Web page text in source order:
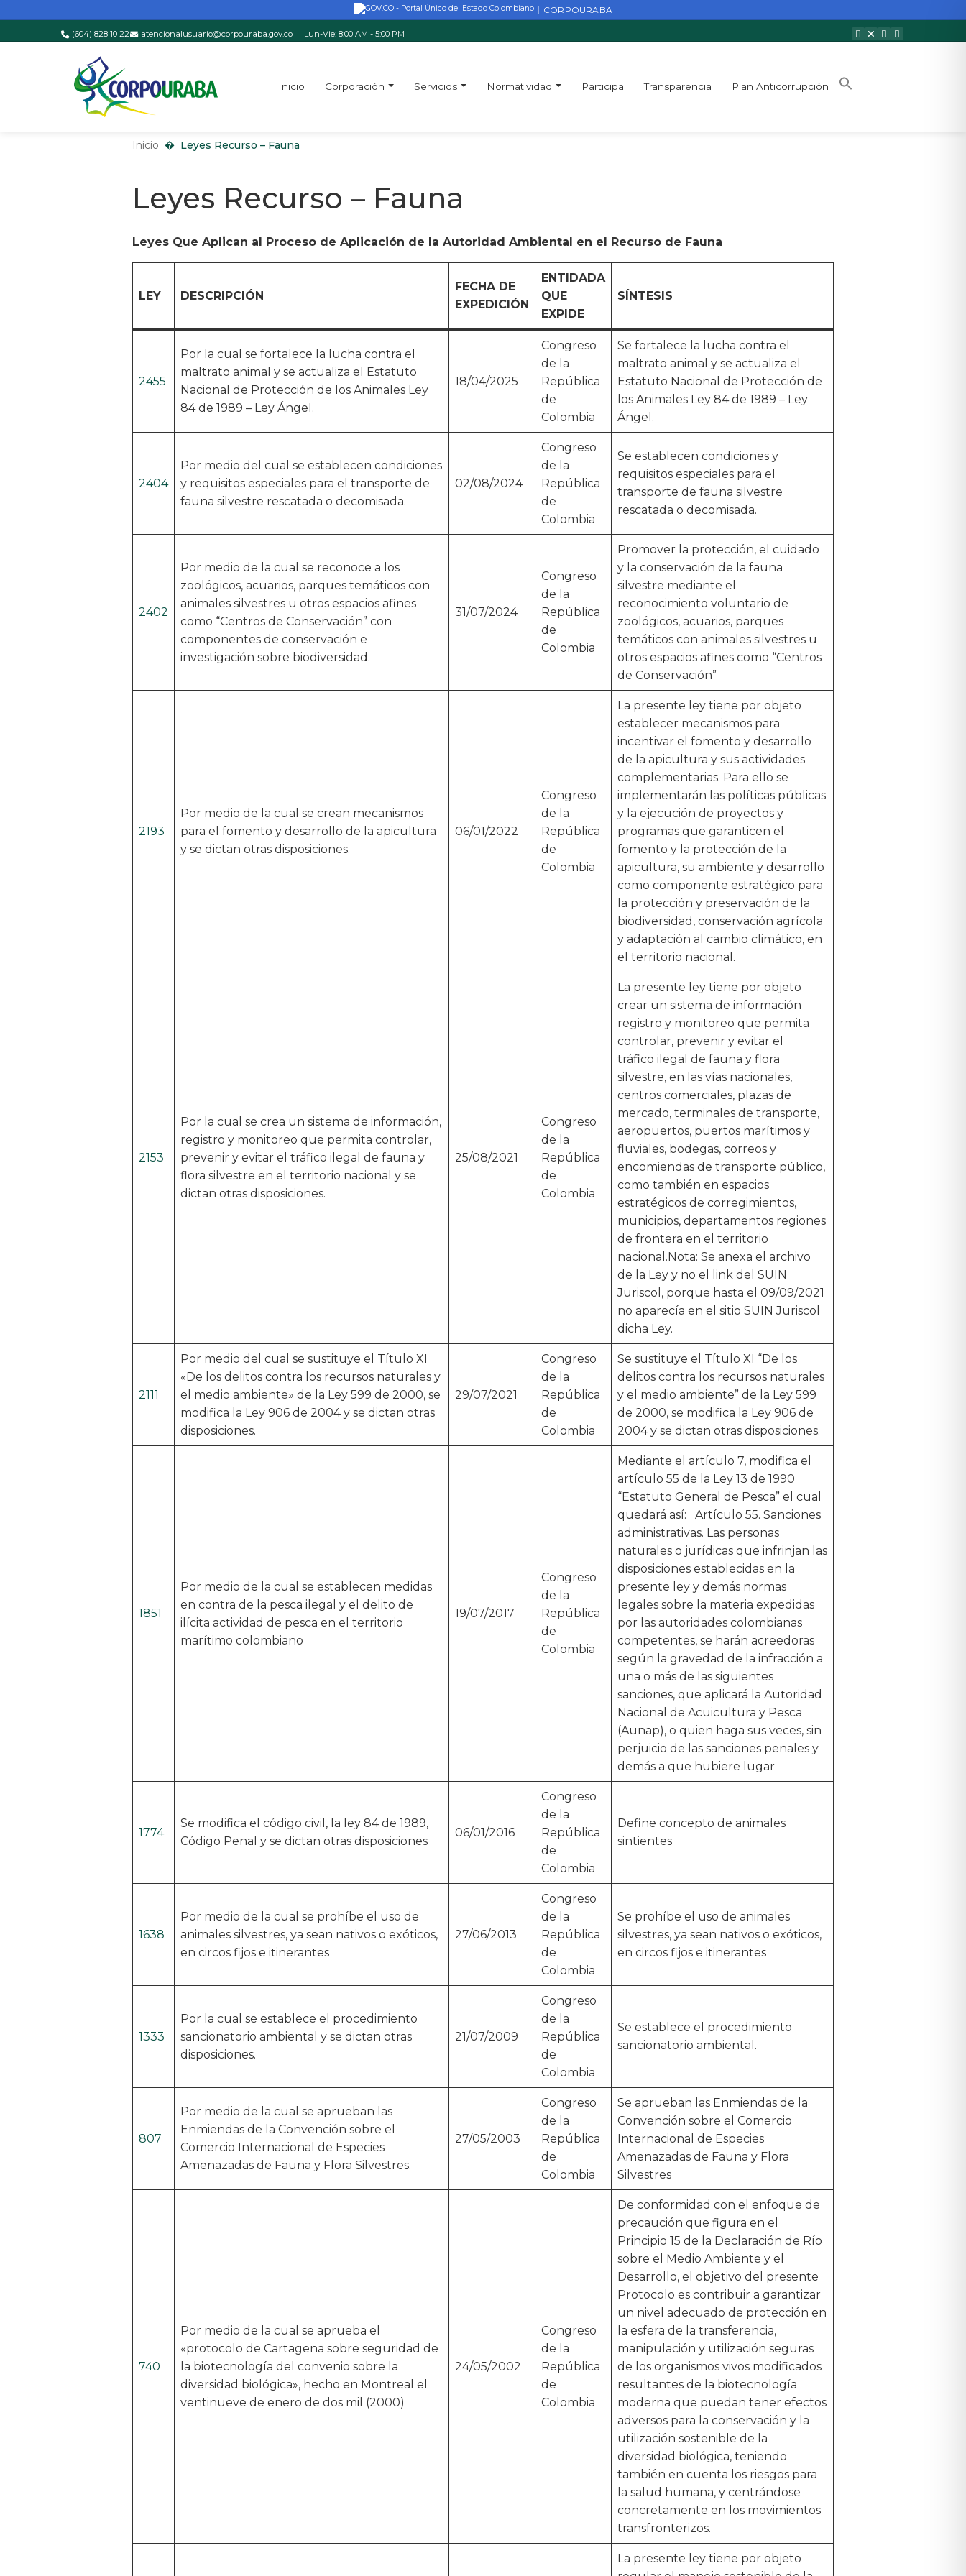
Saltar al contenido principal
| CORPOURABA
(604) 828 10 22 atencionalusuario@corpouraba.gov.co Lun-Vie: 8:00 AM - 5:00 PM
Inicio Corporación Servicios Normatividad Participa Transparencia Plan Anticorrupción
Inicio Leyes Recurso – Fauna
Inicio Leyes Recurso – Fauna
Leyes Recurso – Fauna
Leyes Que Aplican al Proceso de Aplicación de la Autoridad Ambiental en el Recurso de Fauna
LEY DESCRIPCIÓN
FECHA DE
EXPEDICIÓN
ENTIDADA
QUE
EXPIDE
SÍNTESIS
2455
Por la cual se fortalece la lucha contra el
maltrato animal y se actualiza el Estatuto
Nacional de Protección de los Animales Ley
84 de 1989 – Ley Ángel.
18/04/2025
Congreso
de la
República
de
Colombia
Se fortalece la lucha contra el
maltrato animal y se actualiza el
Estatuto Nacional de Protección de
los Animales Ley 84 de 1989 – Ley
Ángel.
2404
Por medio del cual se establecen condiciones
y requisitos especiales para el transporte de
fauna silvestre rescatada o decomisada.
02/08/2024
Congreso
de la
República
de
Colombia
Se establecen condiciones y
requisitos especiales para el
transporte de fauna silvestre
rescatada o decomisada.
2402
Por medio de la cual se reconoce a los
zoológicos, acuarios, parques temáticos con
animales silvestres u otros espacios afines
como “Centros de Conservación” con
componentes de conservación e
investigación sobre biodiversidad.
31/07/2024
Congreso
de la
República
de
Colombia
Promover la protección, el cuidado
y la conservación de la fauna
silvestre mediante el
reconocimiento voluntario de
zoológicos, acuarios, parques
temáticos con animales silvestres u
otros espacios afines como “Centros
de Conservación”
2193
Por medio de la cual se crean mecanismos
para el fomento y desarrollo de la apicultura
y se dictan otras disposiciones.
06/01/2022
Congreso
de la
República
de
Colombia
La presente ley tiene por objeto
establecer mecanismos para
incentivar el fomento y desarrollo
de la apicultura y sus actividades
complementarias. Para ello se
implementarán las políticas públicas
y la ejecución de proyectos y
programas que garanticen el
fomento y la protección de la
apicultura, su ambiente y desarrollo
como componente estratégico para
la protección y preservación de la
biodiversidad, conservación agrícola
y adaptación al cambio climático, en
el territorio nacional.
2153
Por la cual se crea un sistema de información,
registro y monitoreo que permita controlar,
prevenir y evitar el tráfico ilegal de fauna y
flora silvestre en el territorio nacional y se
dictan otras disposiciones.
25/08/2021
Congreso
de la
República
de
Colombia
La presente ley tiene por objeto
crear un sistema de información
registro y monitoreo que permita
controlar, prevenir y evitar el
tráfico ilegal de fauna y flora
silvestre, en las vías nacionales,
centros comerciales, plazas de
mercado, terminales de transporte,
aeropuertos, puertos marítimos y
fluviales, bodegas, correos y
encomiendas de transporte público,
como también en espacios
estratégicos de corregimientos,
municipios, departamentos regiones
de frontera en el territorio
nacional.Nota: Se anexa el archivo
de la Ley y no el link del SUIN
Juriscol, porque hasta el 09/09/2021
no aparecía en el sitio SUIN Juriscol
dicha Ley.
2111
Por medio del cual se sustituye el Título XI
«De los delitos contra los recursos naturales y
el medio ambiente» de la Ley 599 de 2000, se
modifica la Ley 906 de 2004 y se dictan otras
disposiciones.
29/07/2021
Congreso
de la
República
de
Colombia
Se sustituye el Título XI “De los
delitos contra los recursos naturales
y el medio ambiente” de la Ley 599
de 2000, se modifica la Ley 906 de
2004 y se dictan otras disposiciones.
1851
Por medio de la cual se establecen medidas
en contra de la pesca ilegal y el delito de
ilícita actividad de pesca en el territorio
marítimo colombiano
19/07/2017
Congreso
de la
República
de
Colombia
Mediante el artículo 7, modifica el
artículo 55 de la Ley 13 de 1990
“Estatuto General de Pesca” el cual
quedará así: Artículo 55. Sanciones
administrativas. Las personas
naturales o jurídicas que infrinjan las
disposiciones establecidas en la
presente ley y demás normas
legales sobre la materia expedidas
por las autoridades colombianas
competentes, se harán acreedoras
según la gravedad de la infracción a
una o más de las siguientes
sanciones, que aplicará la Autoridad
Nacional de Acuicultura y Pesca
(Aunap), o quien haga sus veces, sin
perjuicio de las sanciones penales y
demás a que hubiere lugar
1774
Se modifica el código civil, la ley 84 de 1989,
Código Penal y se dictan otras disposiciones
06/01/2016
Congreso
de la
República
de
Colombia
Define concepto de animales
sintientes
1638
Por medio de la cual se prohíbe el uso de
animales silvestres, ya sean nativos o exóticos,
en circos fijos e itinerantes
27/06/2013
Congreso
de la
República
de
Colombia
Se prohíbe el uso de animales
silvestres, ya sean nativos o exóticos,
en circos fijos e itinerantes
1333
Por la cual se establece el procedimiento
sancionatorio ambiental y se dictan otras
disposiciones.
21/07/2009
Congreso
de la
República
de
Colombia
Se establece el procedimiento
sancionatorio ambiental.
807
Por medio de la cual se aprueban las
Enmiendas de la Convención sobre el
Comercio Internacional de Especies
Amenazadas de Fauna y Flora Silvestres.
27/05/2003
Congreso
de la
República
de
Colombia
Se aprueban las Enmiendas de la
Convención sobre el Comercio
Internacional de Especies
Amenazadas de Fauna y Flora
Silvestres
740
Por medio de la cual se aprueba el
«protocolo de Cartagena sobre seguridad de
la biotecnología del convenio sobre la
diversidad biológica», hecho en Montreal el
ventinueve de enero de dos mil (2000)
24/05/2002
Congreso
de la
República
de
Colombia
De conformidad con el enfoque de
precaución que figura en el
Principio 15 de la Declaración de Río
sobre el Medio Ambiente y el
Desarrollo, el objetivo del presente
Protocolo es contribuir a garantizar
un nivel adecuado de protección en
la esfera de la transferencia,
manipulación y utilización seguras
de los organismos vivos modificados
resultantes de la biotecnología
moderna que puedan tener efectos
adversos para la conservación y la
utilización sostenible de la
diversidad biológica, teniendo
también en cuenta los riesgos para
la salud humana, y centrándose
concretamente en los movimientos
transfronterizos.
La presente ley tiene por objeto